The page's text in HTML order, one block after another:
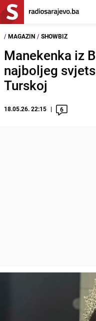
/ MAGAZIN / SHOWBIZ
Manekenka iz
najboljeg
Turskoj
18.05.26. 22:15 6